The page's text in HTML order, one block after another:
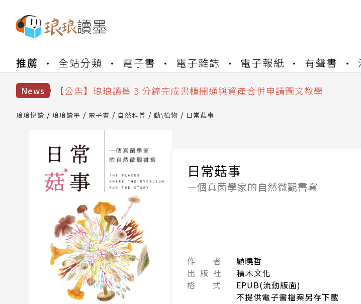
推薦 全站分類 電子書 電子雜誌 電子報紙 有聲書
News
【公告】琅琅讀墨數位閱讀資產合併與書櫃開通申請
【公告】琅琅讀墨 3 分鐘完成書櫃開通與資產合併申請圖文教學
【公告】琅琅讀墨數位閱讀資產合併與書櫃開通申請
琅琅悅讀 琅琅讀墨 電子書 自然科普 動\植物 日常菇事
日常菇事
一個真菌學家的自然微觀書寫
作 者
顧曉哲
出 版 社
積木文化
格 式
EPUB(流動版面)
不提供電子書檔案另存下載